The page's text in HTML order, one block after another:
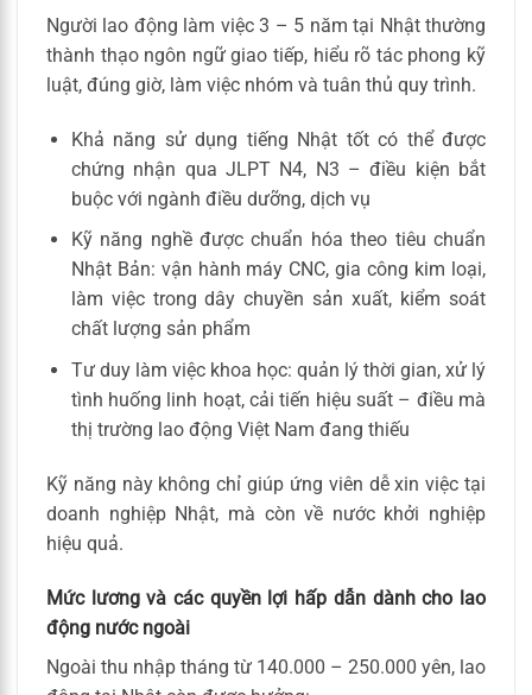
Người lao động làm việc 3 – 5 năm tại Nhật thường
thành thạo ngôn ngữ giao tiếp, hiểu rõ tác phong kỹ
luật, đúng giờ, làm việc nhóm và tuân thủ quy trình.
Khả năng sử dụng tiếng Nhật tốt có thể được
chứng nhận qua JLPT N4, N3 – điều kiện bắt
buộc với ngành điều dưỡng, dịch vụ
Kỹ năng nghề được chuẩn hóa theo tiêu chuẩn
Nhật Bản: vận hành máy CNC, gia công kim loại,
làm việc trong dây chuyền sản xuất, kiểm soát
chất lượng sản phẩm
Tư duy làm việc khoa học: quản lý thời gian, xử lý
tình huống linh hoạt, cải tiến hiệu suất – điều mà
thị trường lao động Việt Nam đang thiếu
Kỹ năng này không chỉ giúp ứng viên dễ xin việc tại
doanh nghiệp Nhật, mà còn về nước khởi nghiệp
hiệu quả.
Mức lương và các quyền lợi hấp dẫn dành cho lao
động nước ngoài
Ngoài thu nhập tháng từ 140.000 – 250.000 yên, lao